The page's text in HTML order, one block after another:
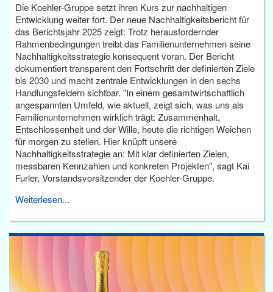
Die Koehler-Gruppe setzt ihren Kurs zur nachhaltigen
Entwicklung weiter fort. Der neue Nachhaltigkeitsbericht für
das Berichtsjahr 2025 zeigt: Trotz herausfordernder
Rahmenbedingungen treibt das Familienunternehmen seine
Nachhaltigkeitsstrategie konsequent voran. Der Bericht
dokumentiert transparent den Fortschritt der definierten Ziele
bis 2030 und macht zentrale Entwicklungen in den sechs
Handlungsfeldern sichtbar. "In einem gesamtwirtschaftlich
angespannten Umfeld, wie aktuell, zeigt sich, was uns als
Familienunternehmen wirklich trägt: Zusammenhalt,
Entschlossenheit und der Wille, heute die richtigen Weichen
für morgen zu stellen. Hier knüpft unsere
Nachhaltigkeitsstrategie an: Mit klar definierten Zielen,
messbaren Kennzahlen und konkreten Projekten", sagt Kai
Furler, Vorstandsvorsitzender der Koehler-Gruppe.
Weiterlesen...